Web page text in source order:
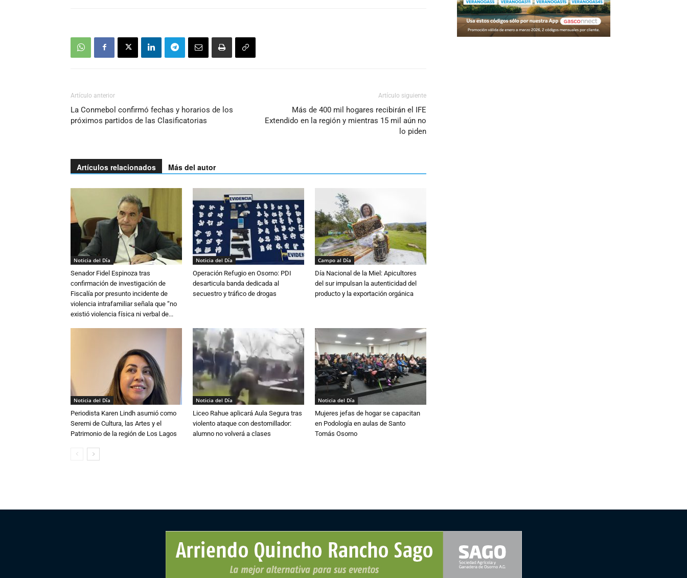
volumen.
Artículo anterior
La Conmebol confirmó fechas y horarios de los
próximos partidos de las Clasificatorias
Artículo siguiente
Más de 400 mil hogares recibirán el IFE
Extendido en la región y mientras 15 mil aún no
lo piden
Artículos relacionados Más del autor
Noticia del Día
Senador Fidel Espinoza tras
confirmación de investigación de
Fiscalía por presunto incidente de
violencia intrafamiliar señala que “no
existió violencia física ni verbal de...
Noticia del Día
Operación Refugio en Osorno: PDI
desarticula banda dedicada al
secuestro y tráfico de drogas
Campo al Día
Día Nacional de la Miel: Apicultores
del sur impulsan la autenticidad del
producto y la exportación orgánica
Noticia del Día
Periodista Karen Lindh asumió como
Seremi de Cultura, las Artes y el
Patrimonio de la región de Los Lagos
Noticia del Día
Liceo Rahue aplicará Aula Segura tras
violento ataque con destornillador:
alumno no volverá a clases
Noticia del Día
Mujeres jefas de hogar se capacitan
en Podología en aulas de Santo
Tomás Osorno